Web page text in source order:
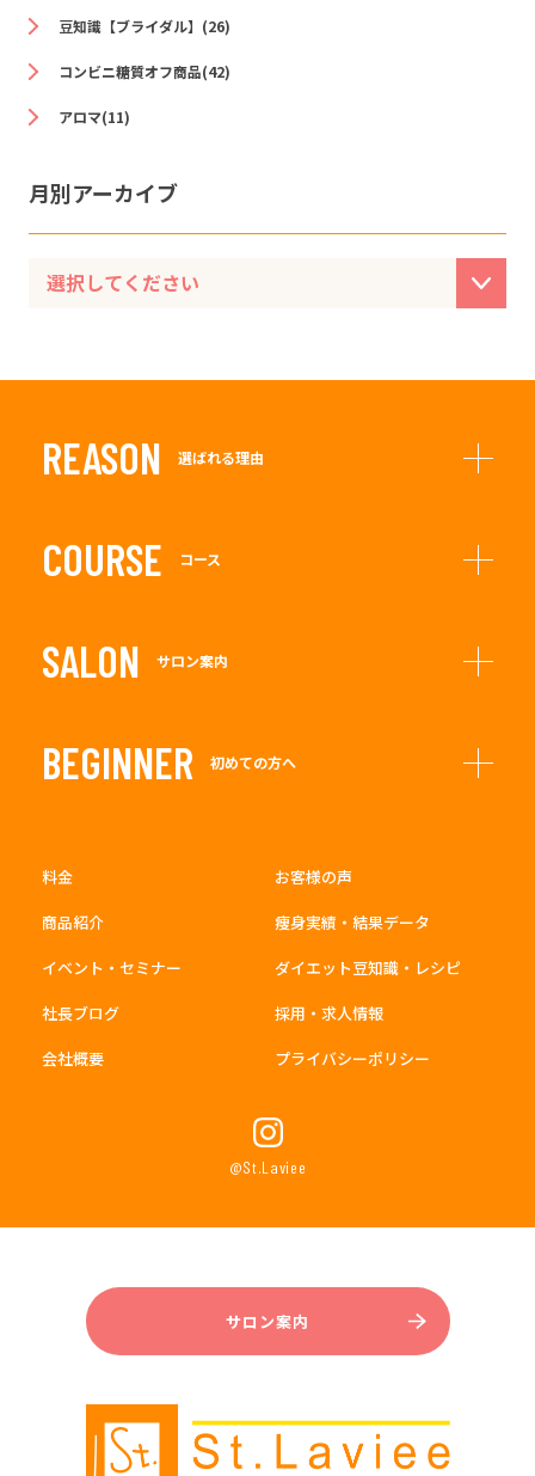
豆知識【ブライダル】(26)
コンビニ糖質オフ商品(42)
アロマ(11)
月別アーカイブ
REASON 選ばれる理由
COURSE コース
SALON サロン案内
BEGINNER 初めての方へ
料金
お客様の声
商品紹介
痩身実績・結果データ
イベント・セミナー
ダイエット豆知識・レシピ
社長ブログ
採用・求人情報
会社概要
プライバシーポリシー
@St.Laviee
サロン案内